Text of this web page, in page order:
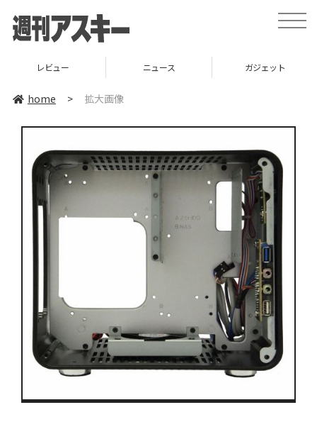
toggle
レビュー ニュース ガジェット
home > 拡大画像